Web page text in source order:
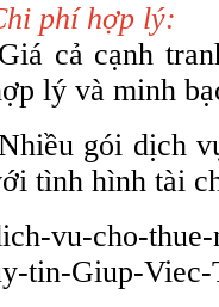
phí hợp lý:
cả cạnh
lý và minh
gói dịch
tình hình tài
vu-cho-
tin-Giup-Viec-